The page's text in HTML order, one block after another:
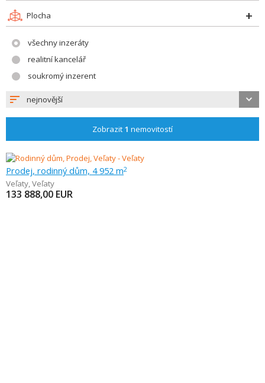
Plocha
všechny inzeráty
realitní kancelář
soukromý inzerent
nejnovější
Zobrazit 1 nemovitostí
Prodej, rodinný dům, 4 952 m2
Veľaty,Veľaty
133 888,00 EUR